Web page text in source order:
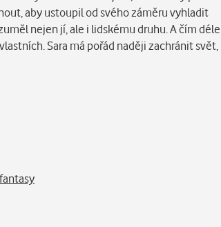
aby ustoupil od svého záměru vyhladit
nejen jí, ale i lidskému druhu. A čím déle
Sara má pořád naději zachránit svět,